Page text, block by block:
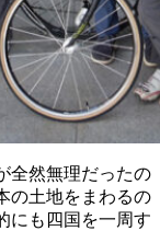
全然無理だったの
の土地をまわるの
にも四国を一周す